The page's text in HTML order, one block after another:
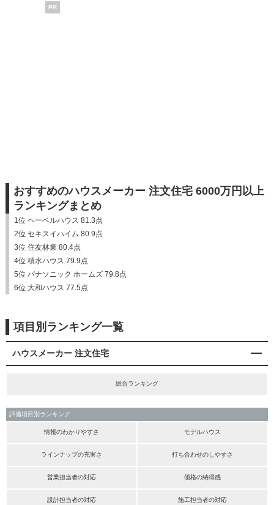
PR
おすすめのハウスメーカー 注文住宅 6000万円以上
ランキングまとめ
1位 ヘーベルハウス 81.3点
2位 セキスイハイム 80.9点
3位 住友林業 80.4点
4位 積水ハウス 79.9点
5位 パナソニック ホームズ 79.8点
6位 大和ハウス 77.5点
項目別ランキング一覧
ハウスメーカー 注文住宅
総合ランキング
評価項目別ランキング
情報のわかりやすさ モデルハウス
ラインナップの充実さ 打ち合わせのしやすさ
営業担当者の対応 価格の納得感
設計担当者の対応 施工担当者の対応